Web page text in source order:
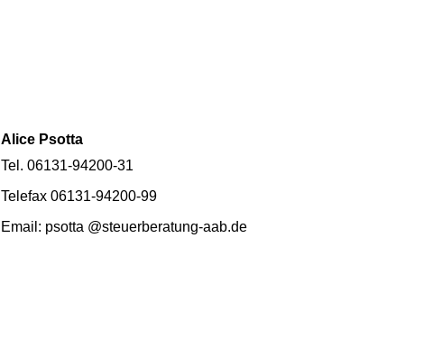
Alice Psotta
Tel. 06131-94200-31
Telefax 06131-94200-99
Email: psotta @steuerberatung-aab.de